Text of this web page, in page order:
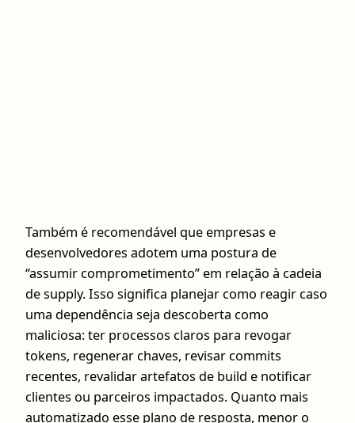
Também é recomendável que empresas e
desenvolvedores adotem uma postura de
“assumir comprometimento” em relação à cadeia
de supply. Isso significa planejar como reagir caso
uma dependência seja descoberta como
maliciosa: ter processos claros para revogar
tokens, regenerar chaves, revisar commits
recentes, revalidar artefatos de build e notificar
clientes ou parceiros impactados. Quanto mais
automatizado esse plano de resposta, menor o